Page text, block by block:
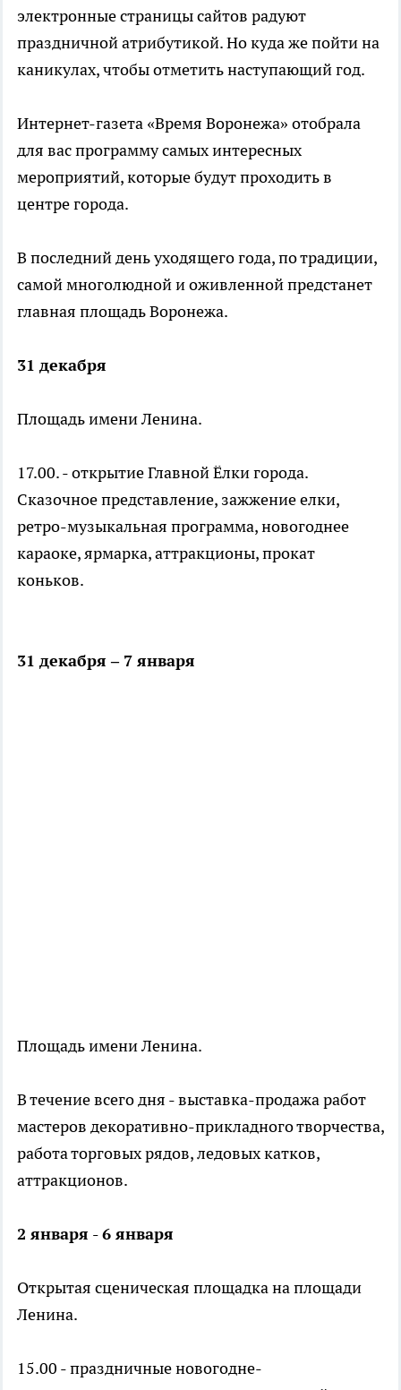
электронные страницы сайтов радуют
праздничной атрибутикой. Но куда же пойти на
каникулах, чтобы отметить наступающий год.
Интернет-газета «Время Воронежа» отобрала
для вас программу самых интересных
мероприятий, которые будут проходить в
центре города.
В последний день уходящего года, по традиции,
самой многолюдной и оживленной предстанет
главная площадь Воронежа.
31 декабря
Площадь имени Ленина.
17.00. - открытие Главной Ёлки города.
Сказочное представление, зажжение елки,
ретро-музыкальная программа, новогоднее
караоке, ярмарка, аттракционы, прокат
коньков.
31 декабря – 7 января
Площадь имени Ленина.
В течение всего дня - выставка-продажа работ
мастеров декоративно-прикладного творчества,
работа торговых рядов, ледовых катков,
аттракционов.
2 января - 6 января
Открытая сценическая площадка на площади
Ленина.
15.00 - праздничные новогодне-